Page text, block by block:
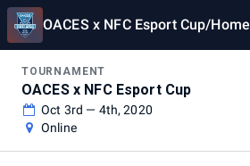
OACES x NFC Esport Cup/Home
TOURNAMENT
OACES x NFC Esport Cup
Oct 3rd — 4th, 2020
Online